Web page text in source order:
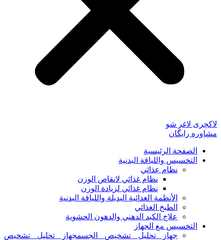
لاکچری لاغر شو
مشاوره رایگان
الصفحة الرئيسية
التخسيس واللياقة البدنية
نظام عذائي
نظام غذائي لانقاص الوزن
نظام غذائي لزيادة الوزن
الأنظمة الغذائية البديلة واللياقة البدنية
الطبخ الغذائي
علاج الكبد الدهني والدهون الحشوية
التخسيس مع الجهاز
جهاز تحليل تشخيص الجسمجهاز تحليل تشخيص